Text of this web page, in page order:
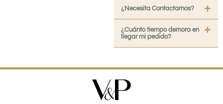
¿Necesita Contactarnos?
¿Cuánto tiempo demora en
llegar mi pedido?